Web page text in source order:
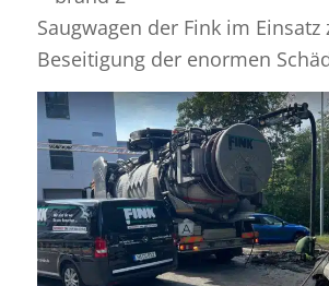
Saugwagen der Fink im Einsatz
Beseitigung der enormen